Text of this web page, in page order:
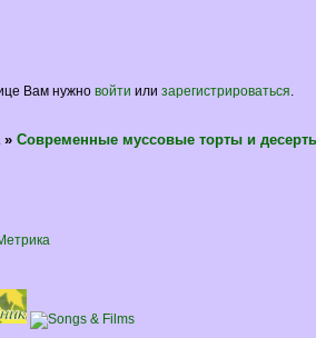
Вам нужно войти или зарегистрироваться
» Современные муссовые торты и